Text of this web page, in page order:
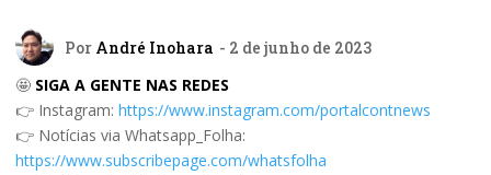
Por André Inohara - 2 de junho de 2023
🤩 SIGA A GENTE NAS REDES
👉 Instagram: https://www.instagram.com/portalcontnews
👉 Notícias via Whatsapp_Folha:
https://www.subscribepage.com/whatsfolha